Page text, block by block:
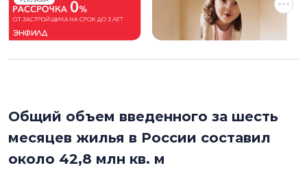
Общий объем введенного за шесть
месяцев жилья в России составил
около 42,8 млн кв. м